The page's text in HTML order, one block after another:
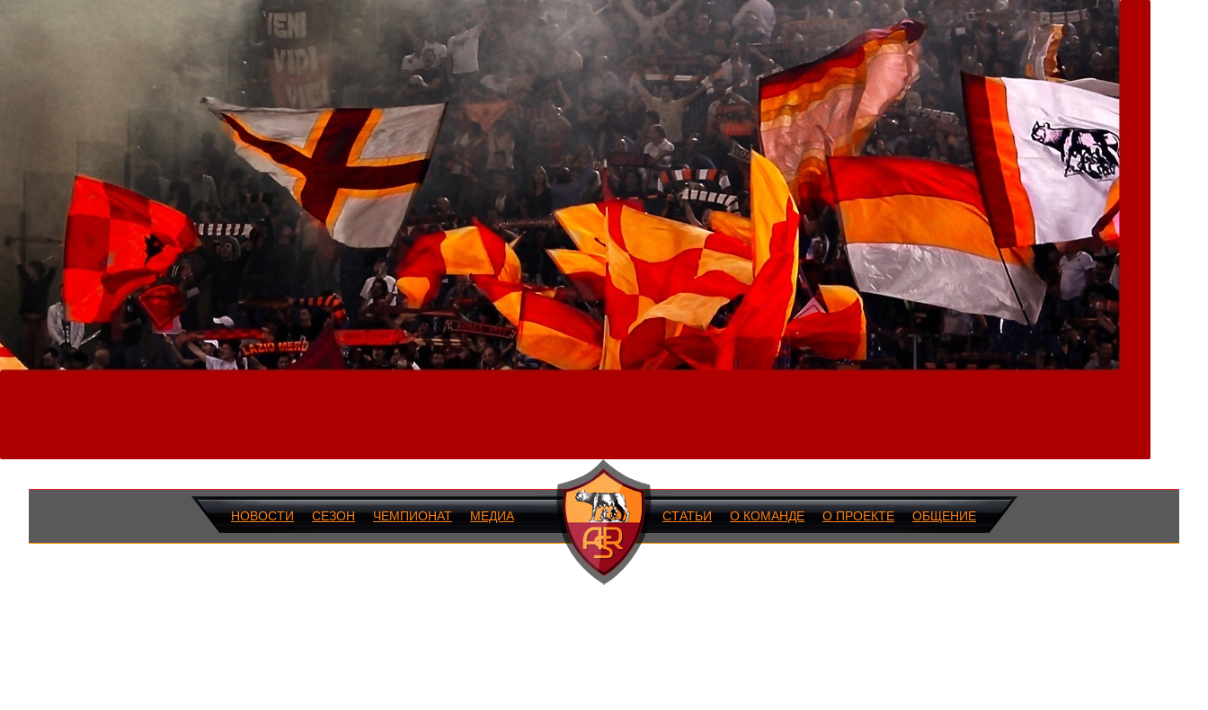
НОВОСТИ СЕЗОН ЧЕМПИОНАТ МЕДИА СТАТЬИ О КОМАНДЕ О ПРОЕКТЕ ОБЩЕНИЕ